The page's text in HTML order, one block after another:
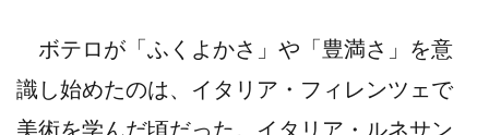
ボテロが「ふくよかさ」や「豊満さ」を意
識し始めたのは、イタリア・フィレンツェで
美術を学んだ頃だった。イタリア・ルネサン